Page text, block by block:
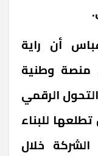
أن راية
منصة وطنية
الرقمي
للبناء
خلال